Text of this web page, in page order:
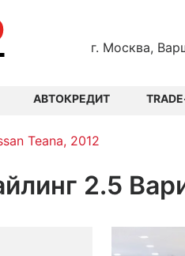
г. Москва,
АВТОКРЕДИТ
Teana, 2012
2.5